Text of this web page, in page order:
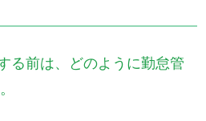
る前は、どのように勤怠管